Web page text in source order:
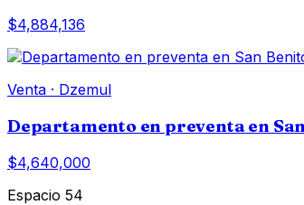
$4,884,136
Venta · Dzemul
Departamento en preventa en
$4,640,000
Espacio 54